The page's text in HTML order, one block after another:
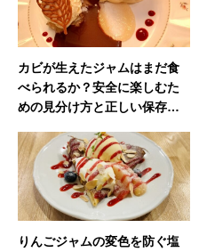
カビが生えたジャムはまだ食
べられるか？安全に楽しむた
めの見分け方と正しい保存の
りんごジャムの変色を防ぐ塩